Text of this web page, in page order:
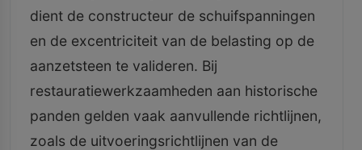
dient de constructeur de schuifspanningen
en de excentriciteit van de belasting op de
aanzetsteen te valideren. Bij
restauratiewerkzaamheden aan historische
panden gelden vaak aanvullende richtlijnen,
zoals de uitvoeringsrichtlijnen van de